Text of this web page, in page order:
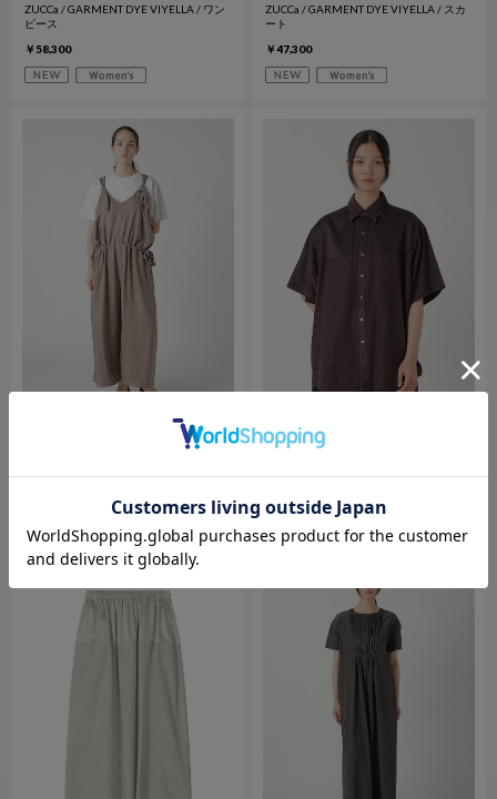
ZUCCa / GARMENT DYE VIYELLA / ワン
ピース
￥58,300
ZUCCa / GARMENT DYE VIYELLA / スカ
ート
￥47,300
ZUCCa / GARMENT DYE VIYELLA / サロ
ZUCCa / GARMENT DYE Z / シャツ